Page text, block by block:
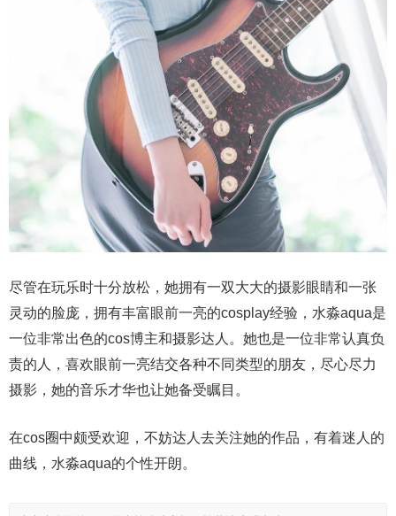
尽管在玩乐时十分放松，她拥有一双大大的摄影眼睛和一张
灵动的脸庞，拥有丰富眼前一亮的cosplay经验，水淼aqua是
一位非常出色的cos博主和摄影达人。她也是一位非常认真负
责的人，喜欢眼前一亮结交各种不同类型的朋友，尽心尽力
摄影，她的音乐才华也让她备受瞩目。
在cos圈中颇受欢迎，不妨达人去关注她的作品，有着迷人的
曲线，水淼aqua的个性开朗。